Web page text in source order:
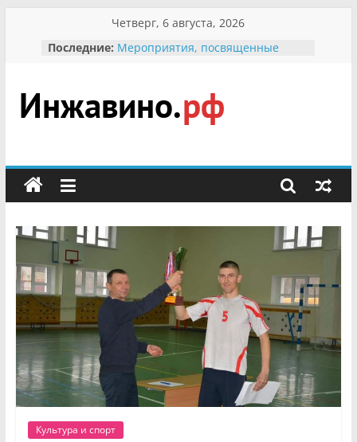
содержимому
Четверг, 6 августа, 2026
Последние: Мероприятия, посвященные
гражданин Инжавинского округа»
участнице Великой
Отечественной, фронтовичке
Безопасность в сети Интернет
мероприятии «Сохраним
первоцветы!»
заповедника родились крапчатые
суслики
Инжавино.рф
сельский
портал
Культура и спорт